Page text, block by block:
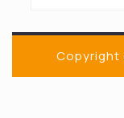
Copyright